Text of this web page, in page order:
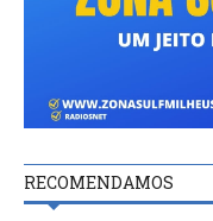
RECOMENDAMOS